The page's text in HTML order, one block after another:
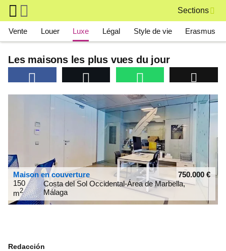
Skip to main content
Sections
Main navigation
Vente Louer Luxe Légal Style de vie Erasmus
Les maisons les plus vues du jour
Maison en couverture 750.000 €
150
m2
Costa del Sol Occidental-Área de Marbella,
Málaga
36.4897
-4.95232
Redacción